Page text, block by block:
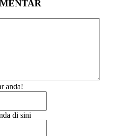
anda!
di sini